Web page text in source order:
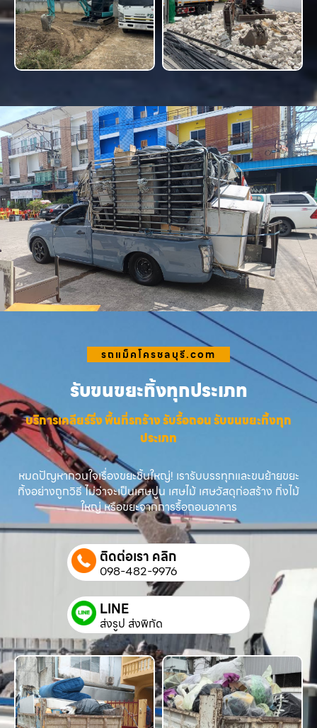
รถแม็คโครชลบุรี.com
รับขนขยะทิ้งทุกประเภท
บริการเคลียร์ริ่ง พื้นที่รกร้าง รับรื้อถอน รับขนขยะทิ้งทุก
ประเภท
หมดปัญหากวนใจเรื่องขยะชิ้นใหญ่! เรารับบรรทุกและขนย้ายขยะ
ทิ้งอย่างถูกวิธี ไม่ว่าจะเป็นเศษปูน เศษไม้ เศษวัสดุก่อสร้าง กิ่งไม้
ใหญ่ หรือขยะจากการรื้อถอนอาคาร
ติดต่อเรา คลิก
098-482-9976
LINE
ส่งรูป ส่งพิกัด